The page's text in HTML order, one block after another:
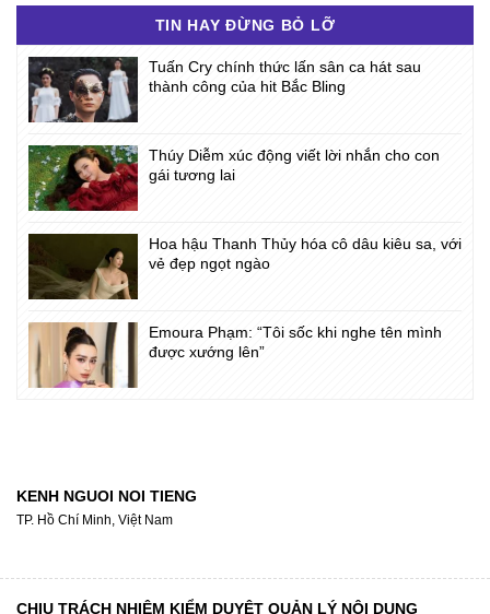
TIN HAY ĐỪNG BỎ LỠ
Tuấn Cry chính thức lấn sân ca hát sau
thành công của hit Bắc Bling
Thúy Diễm xúc động viết lời nhắn cho con
gái tương lai
Hoa hậu Thanh Thủy hóa cô dâu kiêu sa, với
vẻ đẹp ngọt ngào
Emoura Phạm: “Tôi sốc khi nghe tên mình
được xướng lên”
KENH NGUOI NOI TIENG
TP. Hồ Chí Minh, Việt Nam
CHỊU TRÁCH NHIỆM KIỂM DUYỆT QUẢN LÝ NỘI DUNG